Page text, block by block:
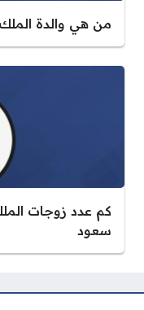
من هي والدة
كم عدد زوجات
سعود